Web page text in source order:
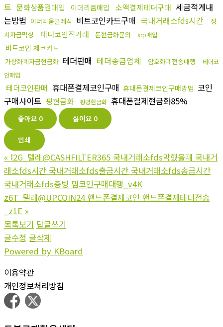
트 문화상품권매입 이더리움매입 소액결제테더구매 세금적게내
는방법 이더리움클레식 비트코인카드구매 국내거래소fds시간
정
치자금믹싱
테더코인직거래 돈현금화문의 xrp매입
비트코인 체크카드
가상화폐자금현금화 테더판매 테더송금업체 암호화폐전송대행
테더코
인매입
테더코인판매 휴대폰결제코인구매 휴대폰결제코인구매방법 코인
구매사이트 핑현금화 횡령현금화 휴대폰결제현금화85%
좋아요 0 싫어요 0
인쇄
« l2G_텔레@CASHFILTER365 국내거래소fds막혔을때 국내거
래소fds시간 국내거래소fds출금시간 국내거래소fds송금시간
국내거래소fds증빙 밈코인구매대행_v4K
z6T_텔레@UPCOIN24 핸드폰결제코인 핸드폰결제테더전송
_z1E »
목록보기 답글쓰기
글수정 글삭제
Powered by KBoard
이용약관
개인정보처리방침